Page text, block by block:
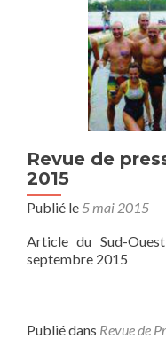
Revue de
2015
Publié le 5 mai 2015
Article du Sud-
septembre 2015
Publié dans Revue de